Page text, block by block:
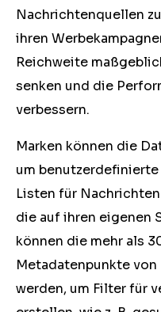
Nachrichtenquellen
ihren
Reichweite
senken und die
verbessern.
Marken können die
um
Listen für
die auf ihren eigenen
können die mehr als
Metadatenpunkte
werden, um Filter für